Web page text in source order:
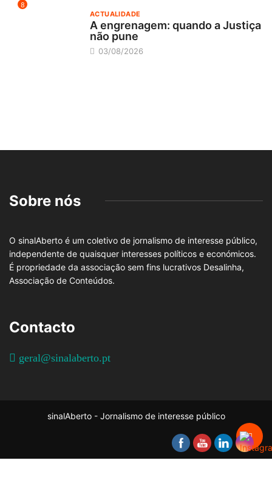
8
ACTUALIDADE
A engrenagem: quando a Justiça
não pune
03/08/2026
Sobre nós
O sinalAberto é um coletivo de jornalismo de interesse público,
independente de quaisquer interesses políticos e económicos.
É propriedade da associação sem fins lucrativos Desalinha,
Associação de Conteúdos.
Contacto
geral@sinalaberto.pt
sinalAberto - Jornalismo de interesse público